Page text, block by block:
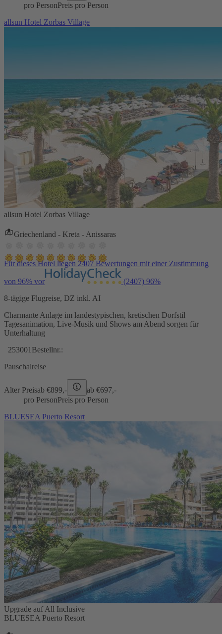
pro PersonPreis pro Person
allsun Hotel Zorbas Village
allsun Hotel Zorbas Village
Griechenland - Kreta - Anissaras
Für dieses Hotel liegen 2407 Bewertungen mit einer Zustimmung
von 96% vor (2407) 96%
8-tägige Flugreise, DZ inkl. AI
Charmante Anlage im landestypischen, kretischen Dorfstil
Tagesanimation, Live-Musik und Shows am Abend sorgen für
Unterhaltung
253001 Bestellnr.:
Pauschalreise
Alter Preisab €899,- ab €697,-
pro PersonPreis pro Person
BLUESEA Puerto Resort
Upgrade auf All Inclusive
BLUESEA Puerto Resort